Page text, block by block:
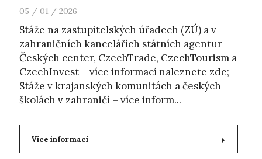
05 / 01 / 2026
Stáže na zastupitelských úřadech (ZÚ) a v
zahraničních kancelářích státních agentur
Českých center, CzechTrade, CzechTourism a
CzechInvest – více informací naleznete zde;
Stáže v krajanských komunitách a českých
školách v zahraničí – více inform...
Více informací